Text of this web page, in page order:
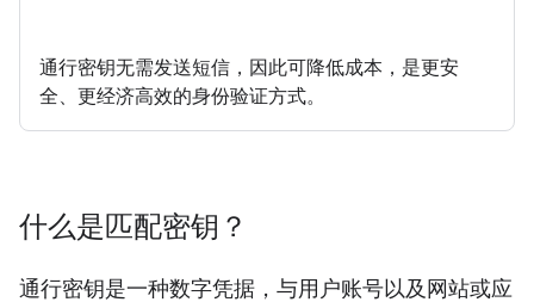
通行密钥无需发送短信，因此可降低成本，是更安
全、更经济高效的身份验证方式。
什么是匹配密钥？
通行密钥是一种数字凭据，与用户账号以及网站或应